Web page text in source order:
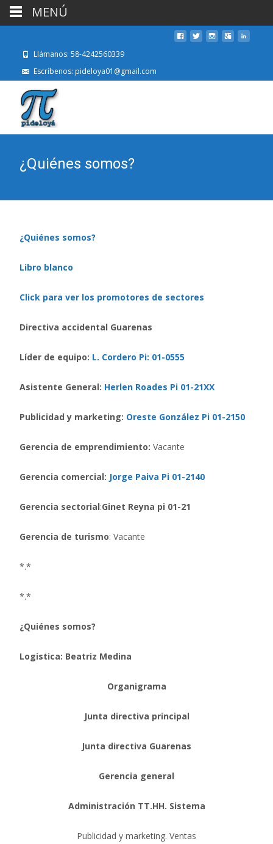
Llámanos: 58-4242560339
Escríbenos: pideloya01@gmail.com
¿Quiénes somos?
¿Quiénes somos?
Libro blanco
Click para ver los promotores de sectores
Directiva accidental Guarenas
Líder de equipo: L. Cordero Pi: 01-0555
Asistente General: Herlen Roades Pi 01-21XX
Publicidad y marketing: Oreste González Pi 01-2150
Gerencia de emprendimiento: Vacante
Gerencia comercial: Jorge Paiva Pi 01-2140
Gerencia sectorial:Ginet Reyna pi 01-21
Gerencia de turismo: Vacante
*.*
*.*
¿Quiénes somos?
Logistica: Beatriz Medina
Organigrama
Junta directiva principal
Junta directiva Guarenas
Gerencia general
Administración TT.HH. Sistema
Publicidad y marketing. Ventas
MENÚ